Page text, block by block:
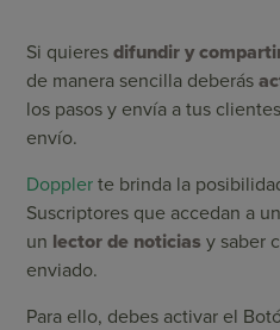
Si quieresdifundir y
de manera sencilla deberás
los pasos y envía a tus
envío.
Doppler te brinda la
Suscriptores que accedan a
un lector de noticias y saber
enviado.
Para ello, debes activar el